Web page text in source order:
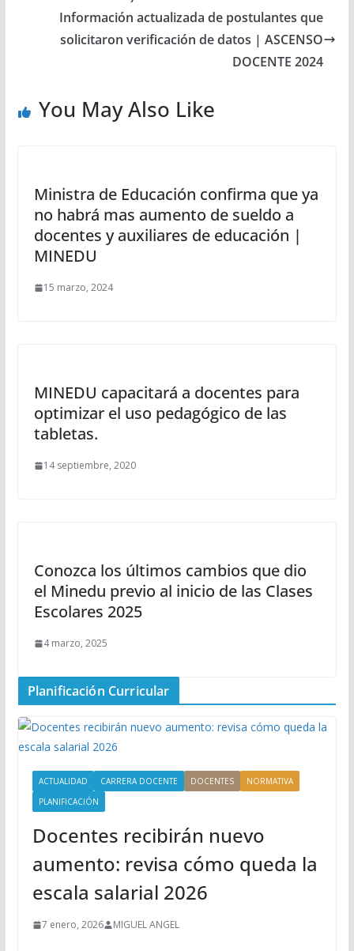
Información actualizada de postulantes que
solicitaron verificación de datos | ASCENSO
DOCENTE 2024
You May Also Like
Ministra de Educación confirma que ya
no habrá mas aumento de sueldo a
docentes y auxiliares de educación |
MINEDU
15 marzo, 2024
MINEDU capacitará a docentes para
optimizar el uso pedagógico de las
tabletas.
14 septiembre, 2020
Conozca los últimos cambios que dio
el Minedu previo al inicio de las Clases
Escolares 2025
4 marzo, 2025
Planificación Curricular
ACTUALIDAD CARRERA DOCENTE DOCENTES
NORMATIVA
PLANIFICACIÓN
Docentes recibirán nuevo
aumento: revisa cómo queda la
escala salarial 2026
7 enero, 2026 MIGUEL ANGEL